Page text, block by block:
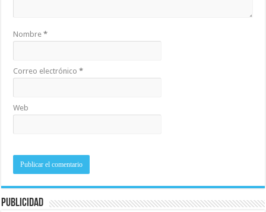
Nombre*
Correo electrónico*
Web
Publicidad